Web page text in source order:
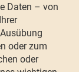
Daten – von
oder zum
oder